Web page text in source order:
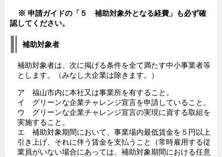
※ 申請ガイドの「５ 補助対象外となる経費」も必ず確
認してください。
​補助対象者
補助対象者は、次に掲げる条件を全て満たす中小事業者等
とします。（みなし大企業は除きます。）
ア 福山市内に本社又は事業所を有すること。
イ グリーンな企業チャレンジ宣言を申請していること。
ウ グリーンな企業チャレンジ宣言の実現に資する取組を
実施すること。
エ 補助対象期間において、事業場内最低賃金を５円以上
引き上げ、それに伴う賃金を支払うこと（常時雇用する従
業員がいない場合にあっては、補助対象期間における任意